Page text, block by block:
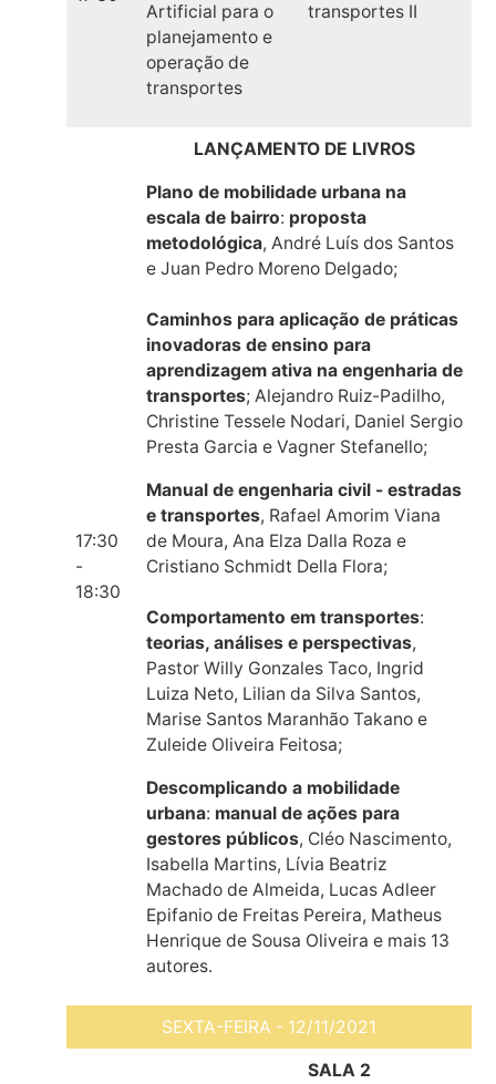
Artificial para o
planejamento e
operação de
transportes
transportes II
17:30
-
18:30
LANÇAMENTO DE LIVROS
Plano de mobilidade urbana na
escala de bairro: proposta
metodológica, André Luís dos Santos
e Juan Pedro Moreno Delgado;
Caminhos para aplicação de práticas
inovadoras de ensino para
aprendizagem ativa na engenharia de
transportes; Alejandro Ruiz-Padilho,
Christine Tessele Nodari, Daniel Sergio
Presta Garcia e Vagner Stefanello;
Manual de engenharia civil - estradas
e transportes, Rafael Amorim Viana
de Moura, Ana Elza Dalla Roza e
Cristiano Schmidt Della Flora;
Comportamento em transportes:
teorias, análises e perspectivas,
Pastor Willy Gonzales Taco, Ingrid
Luiza Neto, Lilian da Silva Santos,
Marise Santos Maranhão Takano e
Zuleide Oliveira Feitosa;
Descomplicando a mobilidade
urbana: manual de ações para
gestores públicos, Cléo Nascimento,
Isabella Martins, Lívia Beatriz
Machado de Almeida, Lucas Adleer
Epifanio de Freitas Pereira, Matheus
Henrique de Sousa Oliveira e mais 13
autores.
SEXTA-FEIRA - 12/11/2021
SALA 2